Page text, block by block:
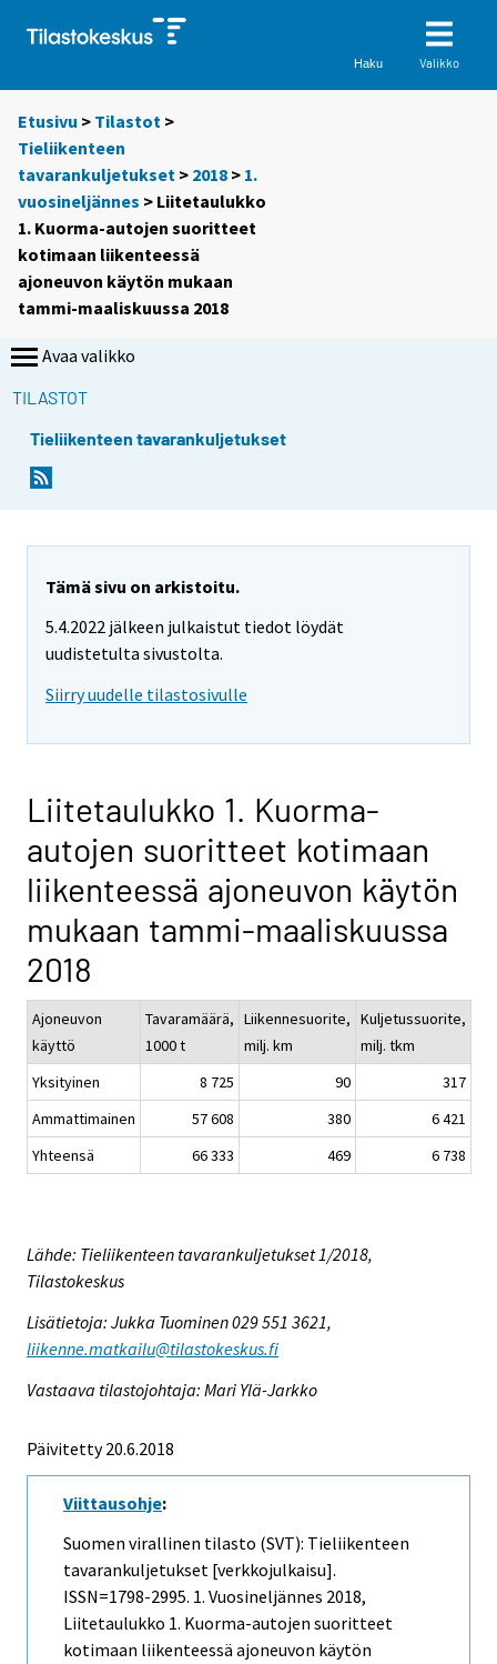
Haku Valikko
Etusivu > Tilastot >
Tieliikenteen
tavarankuljetukset > 2018 > 1.
vuosineljännes > Liitetaulukko
1. Kuorma-autojen suoritteet
kotimaan liikenteessä
ajoneuvon käytön mukaan
tammi-maaliskuussa 2018
Avaa valikko
TILASTOT
Tieliikenteen tavarankuljetukset
Tämä sivu on arkistoitu.
5.4.2022 jälkeen julkaistut tiedot löydät
uudistetulta sivustolta.
Siirry uudelle tilastosivulle
Liitetaulukko 1. Kuorma-
autojen suoritteet kotimaan
liikenteessä ajoneuvon käytön
mukaan tammi-maaliskuussa
2018
Ajoneuvon
käyttö
Tavaramäärä,
1000 t
Liikennesuorite,
milj. km
Kuljetussuorite,
milj. tkm
Yksityinen
8 725 90
317
Ammattimainen
57 608 380
6 421
Yhteensä
66 333 469 6 738
Lähde: Tieliikenteen tavarankuljetukset 1/2018,
Tilastokeskus
Lisätietoja: Jukka Tuominen 029 551 3621,
liikenne.matkailu@tilastokeskus.fi
Vastaava tilastojohtaja: Mari Ylä-Jarkko
Päivitetty 20.6.2018
Viittausohje:
Suomen virallinen tilasto (SVT): Tieliikenteen
tavarankuljetukset [verkkojulkaisu].
ISSN=1798-2995. 1. Vuosineljännes 2018,
Liitetaulukko 1. Kuorma-autojen suoritteet
kotimaan liikenteessä ajoneuvon käytön